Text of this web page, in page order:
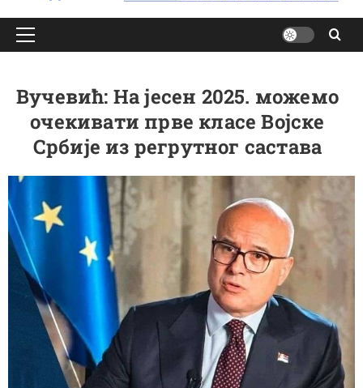
Примарy
Вучевић: На јесен 2025. можемо
очекивати прве класе Војске
Србије из регрутног састава